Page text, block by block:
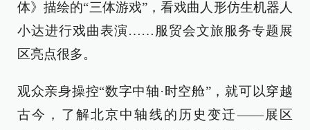
体》描绘的“三体游戏”，看戏曲人形仿生机器人
小达进行戏曲表演……服贸会文旅服务专题展
区亮点很多。
观众亲身操控“数字中轴·时空舱”，就可以穿越
古今，了解北京中轴线的历史变迁——展区